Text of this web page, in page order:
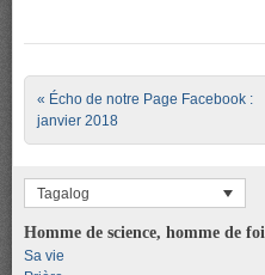
Post navigation
« Écho de notre Page Facebook :
janvier 2018
Tagalog
Homme de science, homme de foi
Sa vie